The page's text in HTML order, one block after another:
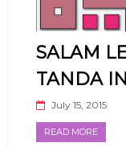
SALAM
TANDA
July 15, 2015
READ MORE